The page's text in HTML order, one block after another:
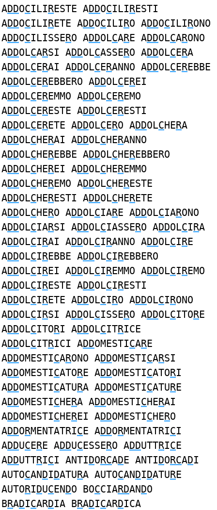
ADDOCILIRESTE ADDOCILIRESTI
ADDOCILIRETE ADDOCILIRO ADDOCILIRONO
ADDOCILISSERO ADDOLCARE ADDOLCARONO
ADDOLCARSI ADDOLCASSERO ADDOLCERA
ADDOLCERAI ADDOLCERANNO ADDOLCEREBBE
ADDOLCEREBBERO ADDOLCEREI
ADDOLCEREMMO ADDOLCEREMO
ADDOLCERESTE ADDOLCERESTI
ADDOLCERETE ADDOLCERO ADDOLCHERA
ADDOLCHERAI ADDOLCHERANNO
ADDOLCHEREBBE ADDOLCHEREBBERO
ADDOLCHEREI ADDOLCHEREMMO
ADDOLCHEREMO ADDOLCHERESTE
ADDOLCHERESTI ADDOLCHERETE
ADDOLCHERO ADDOLCIARE ADDOLCIARONO
ADDOLCIARSI ADDOLCIASSERO ADDOLCIRA
ADDOLCIRAI ADDOLCIRANNO ADDOLCIRE
ADDOLCIREBBE ADDOLCIREBBERO
ADDOLCIREI ADDOLCIREMMO ADDOLCIREMO
ADDOLCIRESTE ADDOLCIRESTI
ADDOLCIRETE ADDOLCIRO ADDOLCIRONO
ADDOLCIRSI ADDOLCISSERO ADDOLCITORE
ADDOLCITORI ADDOLCITRICE
ADDOLCITRICI ADDOMESTICARE
ADDOMESTICARONO ADDOMESTICARSI
ADDOMESTICATORE ADDOMESTICATORI
ADDOMESTICATURA ADDOMESTICATURE
ADDOMESTICHERA ADDOMESTICHERAI
ADDOMESTICHEREI ADDOMESTICHERO
ADDORMENTATRICE ADDORMENTATRICI
ADDUCERE ADDUCESSERO ADDUTTRICE
ADDUTTRICI ANTIDORCADE ANTIDORCADI
AUTOCANDIDATURA AUTOCANDIDATURE
AUTORIDUCENDO BOCCIARDANDO
BRADICARDIA BRADICARDICA